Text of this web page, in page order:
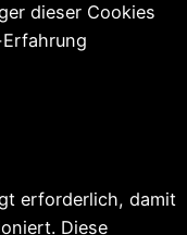
dieser Cookies
erforderlich, damit
Diese